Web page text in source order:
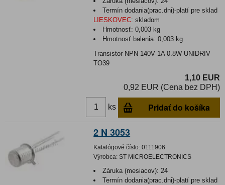
Termín dodania(prac.dni)-platí pre sklad
LIESKOVEC: skladom
Hmotnosť:0,003 kg
Hmotnosť balenia:0,003 kg
Transistor NPN 140V 1A 0.8W UNIDRIV
TO39
1,10 EUR
0,92 EUR (Cena bez DPH)
ks Pridať do košíka
2 N 3053
Katalógové číslo: 0111906
Výrobca: ST MICROELECTRONICS
Záruka (mesiacov): 24
Termín dodania(prac.dni)-platí pre sklad